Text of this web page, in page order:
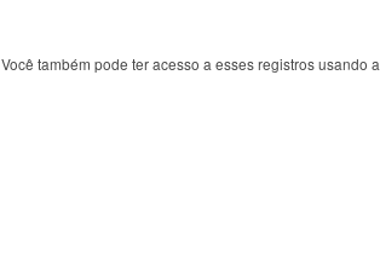
Você também pode ter acesso a esses registros usando a